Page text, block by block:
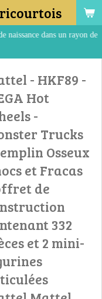
naissance dans un rayon de
- HKF89 -
Hot
-
Trucks
Osseux
et Fracas
de
332
et 2 mini-